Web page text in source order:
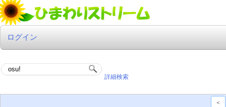
ログイン
詳細検索
<